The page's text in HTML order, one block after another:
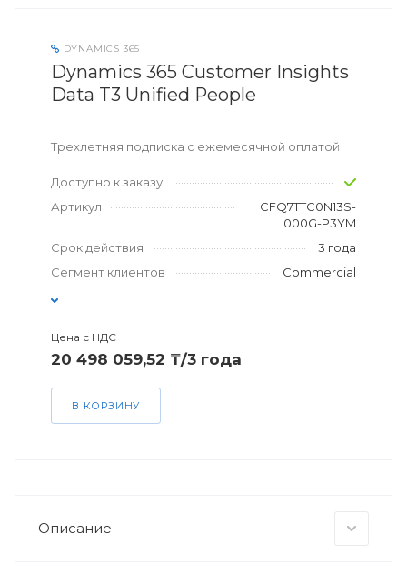
DYNAMICS 365
Dynamics 365 Customer Insights
Data T3 Unified People
Трехлетняя подписка с ежемесячной оплатой
Доступно к заказу
Артикул
CFQ7TTC0N13S-
000G-P3YM
Срок действия
3 года
Сегмент клиентов
Commercial
Цена с НДС
20 498 059,52 ₸/3 года
В КОРЗИНУ
Описание